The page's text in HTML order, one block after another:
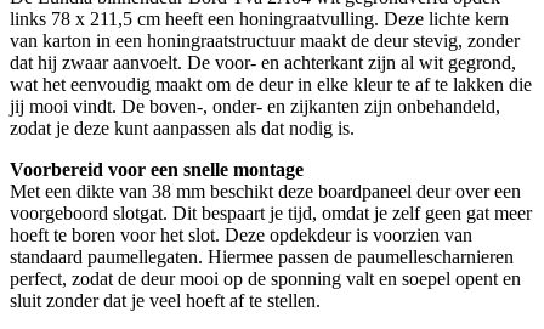
links 78 x 211,5 cm heeft een honingraatvulling. Deze lichte kern
van karton in een honingraatstructuur maakt de deur stevig, zonder
dat hij zwaar aanvoelt. De voor- en achterkant zijn al wit gegrond,
wat het eenvoudig maakt om de deur in elke kleur te af te lakken die
jij mooi vindt. De boven-, onder- en zijkanten zijn onbehandeld,
zodat je deze kunt aanpassen als dat nodig is.
Voorbereid voor een snelle montage
Met een dikte van 38 mm beschikt deze boardpaneel deur over een
voorgeboord slotgat. Dit bespaart je tijd, omdat je zelf geen gat meer
hoeft te boren voor het slot. Deze opdekdeur is voorzien van
standaard paumellegaten. Hiermee passen de paumellescharnieren
perfect, zodat de deur mooi op de sponning valt en soepel opent en
sluit zonder dat je veel hoeft af te stellen.